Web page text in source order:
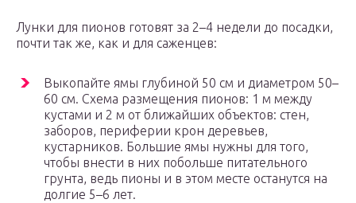
Лунки для пионов готовят за 2–4 недели до посадки,
почти так же, как и для саженцев:
Выкопайте ямы глубиной 50 см и диаметром 50–
60 см. Схема размещения пионов: 1 м между
кустами и 2 м от ближайших объектов: стен,
заборов, периферии крон деревьев,
кустарников. Большие ямы нужны для того,
чтобы внести в них побольше питательного
грунта, ведь пионы и в этом месте останутся на
долгие 5–6 лет.